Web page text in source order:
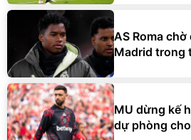
AS Roma
Madrid trong
MU dừng kế
dự phòng